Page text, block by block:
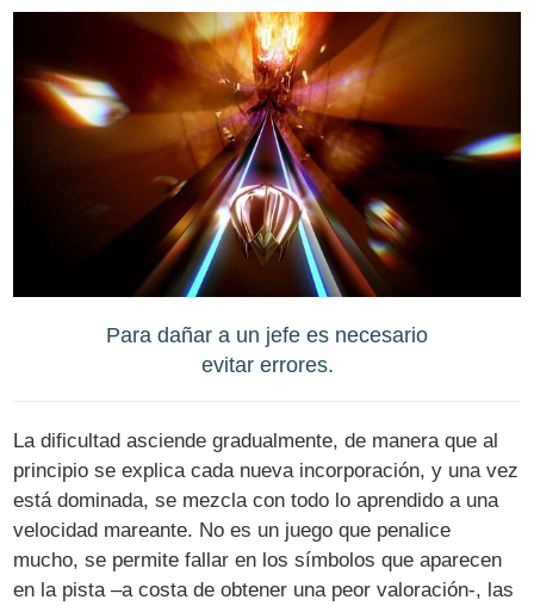
Para dañar a un jefe es necesario
evitar errores.
La dificultad asciende gradualmente, de manera que al
principio se explica cada nueva incorporación, y una vez
está dominada, se mezcla con todo lo aprendido a una
velocidad mareante. No es un juego que penalice
mucho, se permite fallar en los símbolos que aparecen
en la pista –a costa de obtener una peor valoración-, las